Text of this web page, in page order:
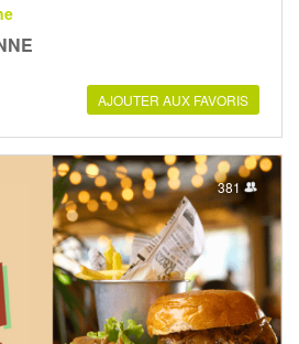
AJOUTER AUX FAVORIS
381